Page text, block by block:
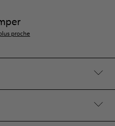
proche